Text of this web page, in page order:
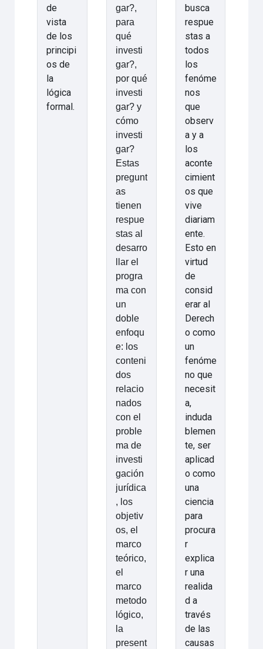
de
vista
de los
principi
os de
la
lógica
formal.
gar?,
para
qué
investi
gar?,
por qué
investi
gar? y
cómo
investi
gar?
Estas
pregunt
as
tienen
respue
stas al
desarro
llar el
progra
ma con
un
doble
enfoqu
e: los
conteni
dos
relacio
nados
con el
proble
ma de
investi
gación
jurídica
, los
objetiv
os, el
marco
teórico,
el
marco
metodo
lógico,
la
present
busca
respue
stas a
todos
los
fenóme
nos
que
observ
a y a
los
aconte
cimient
os que
vive
diariam
ente.
Esto en
virtud
de
consid
erar al
Derech
o como
un
fenóme
no que
necesit
a,
induda
blemen
te, ser
aplicad
o como
una
ciencia
para
procura
r
explica
r una
realida
d a
través
de las
causas